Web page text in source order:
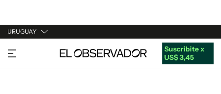
URUGUAY
URUGUAY
ARGENTINA
Suscribite x
US$ 3,45